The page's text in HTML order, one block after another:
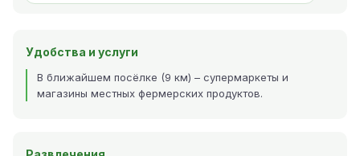
Удобства и услуги
В ближайшем посёлке (9 км) – супермаркеты и
магазины местных фермерских продуктов.